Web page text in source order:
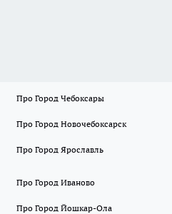
Про Город Чебоксары
Про Город Новочебоксарск
Про Город Ярославль
Про Город Иваново
Про Город Йошкар-Ола